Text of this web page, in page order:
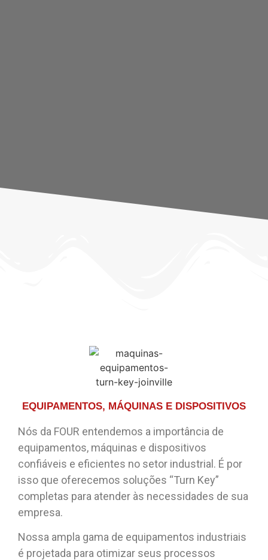
EQUIPAMENTOS, MÁQUINAS E DISPOSITIVOS
Nós da FOUR entendemos a importância de
equipamentos, máquinas e dispositivos
confiáveis e eficientes no setor industrial. É por
isso que oferecemos soluções “Turn Key”
completas para atender às necessidades de sua
empresa.
Nossa ampla gama de equipamentos industriais
é projetada para otimizar seus processos